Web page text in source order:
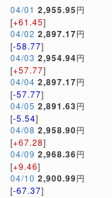
04/01 2,955.95円
[+61.45]
04/02 2,897.17円
[-58.77]
04/03 2,954.94円
[+57.77]
04/04 2,897.17円
[-57.77]
04/05 2,891.63円
[-5.54]
04/08 2,958.90円
[+67.28]
04/09 2,968.36円
[+9.46]
04/10 2,900.99円
[-67.37]